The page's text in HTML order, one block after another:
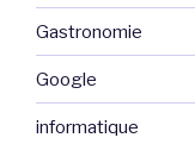
Gastronomie
Google
informatique